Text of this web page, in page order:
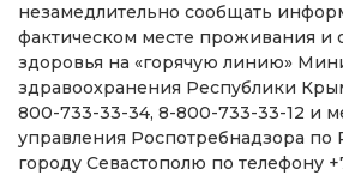
незамедлительно сообщать
фактическом месте проживания и
здоровья на «горячую линию»
здравоохранения Республики
800-733-33-34, 8-800-733-33-12 и
управления Роспотребнадзора
городу Севастополю по телефону